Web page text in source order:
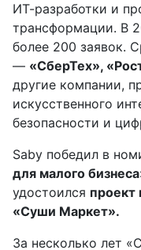
ИТ-разработки и
трансформации. В
более 200 заявок.
— «СберТех»,
другие компании,
искусственного
безопасности и
Saby победил в
для малого
удостоился проект
«Суши Маркет».
За несколько лет